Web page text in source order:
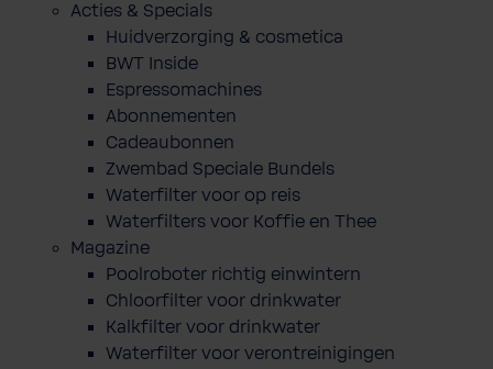
Acties & Specials
Huidverzorging & cosmetica
BWT Inside
Espressomachines
Abonnementen
Cadeaubonnen
Zwembad Speciale Bundels
Waterfilter voor op reis
Waterfilters voor Koffie en Thee
Magazine
Poolroboter richtig einwintern
Chloorfilter voor drinkwater
Kalkfilter voor drinkwater
Waterfilter voor verontreinigingen